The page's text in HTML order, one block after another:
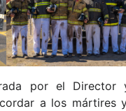
por el
a los mártires